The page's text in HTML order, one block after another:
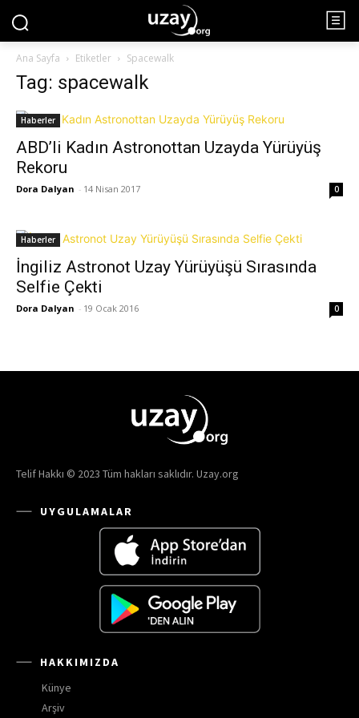
Ana Sayfa Etiketler Spacewalk
Tag: spacewalk
Haberler
ABD’li Kadın Astronottan Uzayda Yürüyüş
Rekoru
Dora Dalyan - 14 Nisan 2017 0
Haberler
İngiliz Astronot Uzay Yürüyüşü Sırasında
Selfie Çekti
Dora Dalyan - 19 Ocak 2016 0
Telif Hakkı © 2023 Tüm hakları saklıdır. Uzay.org
UYGULAMALAR
HAKKIMIZDA
Künye
Arşiv